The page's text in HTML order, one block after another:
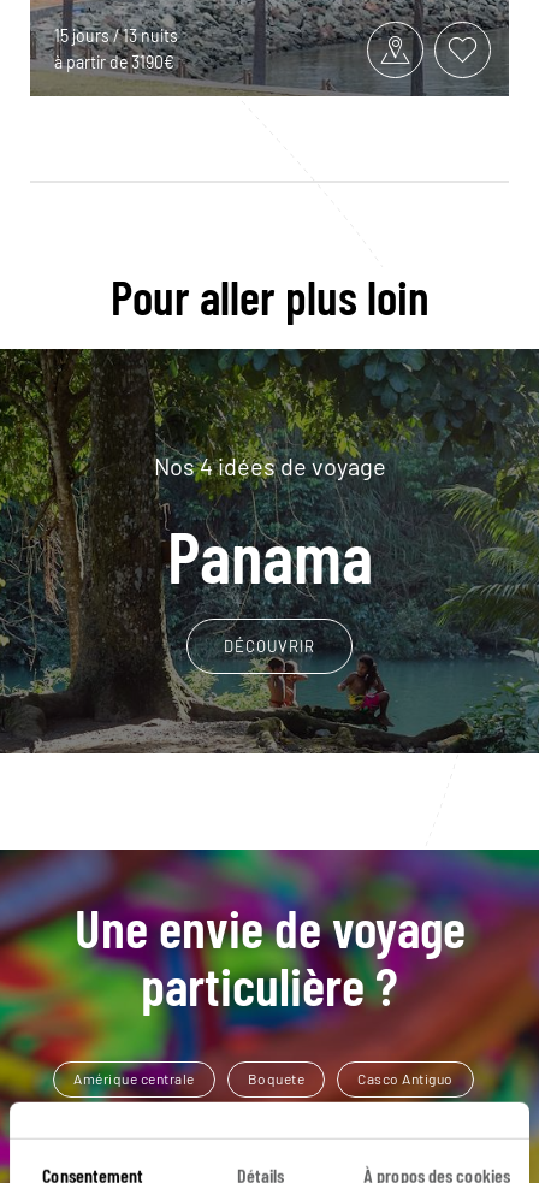
Consentement Détails À propos des cookies
15 jours / 13 nuits
à partir de 3190€
Pour aller plus loin
Nos 4 idées de voyage
Panama
DÉCOUVRIR
Une envie de voyage
particulière ?
Amérique centrale Boquete Casco Antiguo
Archipel Bocas del Toro Canal de Panama